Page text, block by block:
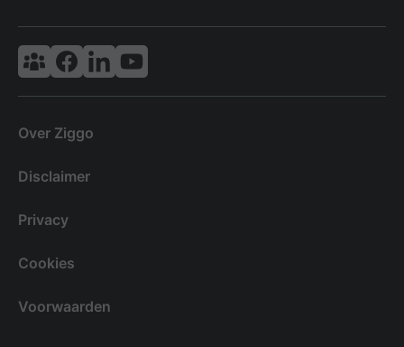
Vodafone & Ziggo Community
Ziggo Facebook
VodafoneZiggo LinkedIn
Ziggo YouTube
Over Ziggo
Disclaimer
Privacy
Cookies
Voorwaarden